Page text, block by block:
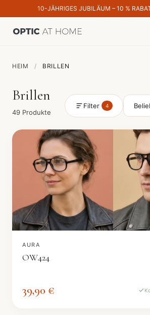
10-JÄHRIGES JUBILÄUM – 10 %
HEIM / BRILLEN
Brillen
49 Produkte
Filter 4
AURA
OW424
39,90 €